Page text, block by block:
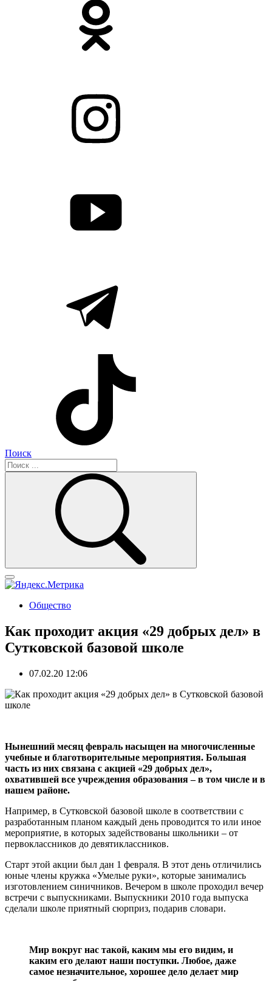
Поиск
Общество
Как проходит акция «29 добрых дел» в
Сутковской базовой школе
07.02.20 12:06
Нынешний месяц февраль насыщен на многочисленные
учебные и благотворительные мероприятия. Большая
часть из них связана с акцией «29 добрых дел»,
охватившей все учреждения образования – в том числе и в
нашем районе.
Например, в Сутковской базовой школе в соответствии с
разработанным планом каждый день проводится то или иное
мероприятие, в которых задействованы школьники – от
первоклассников до девятиклассников.
Старт этой акции был дан 1 февраля. В этот день отличились
юные члены кружка «Умелые руки», которые занимались
изготовлением синичников. Вечером в школе проходил вечер
встречи с выпускниками. Выпускники 2010 года выпуска
сделали школе приятный сюрприз, подарив словари.
Мир вокруг нас такой, каким мы его видим, и
каким его делают наши поступки. Любое, даже
самое незначительное, хорошее дело делает мир